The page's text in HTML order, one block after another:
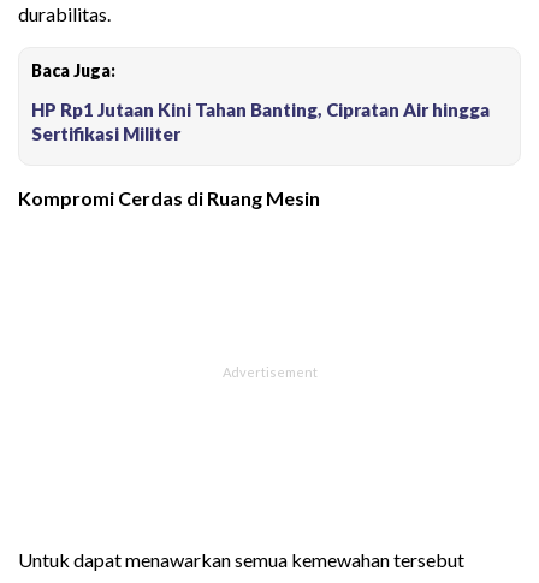
durabilitas.
Baca Juga:
HP Rp1 Jutaan Kini Tahan Banting, Cipratan Air hingga
Sertifikasi Militer
Kompromi Cerdas di Ruang Mesin
Untuk dapat menawarkan semua kemewahan tersebut